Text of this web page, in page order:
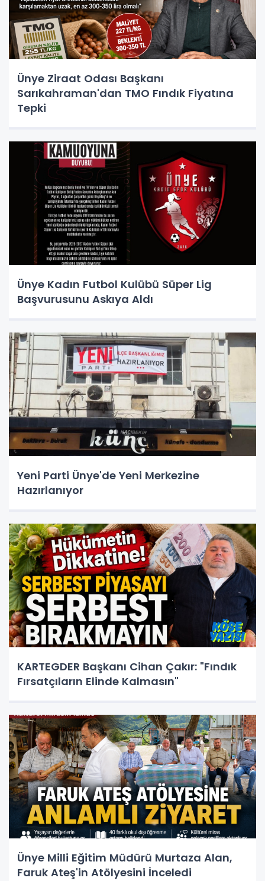
Ünye Ziraat Odası Başkanı
Sarıkahraman'dan TMO Fındık Fiyatına
Tepki
Ünye Kadın Futbol Kulübü Süper Lig
Başvurusunu Askıya Aldı
Yeni Parti Ünye'de Yeni Merkezine
Hazırlanıyor
KARTEGDER Başkanı Cihan Çakır: "Fındık
Fırsatçıların Elinde Kalmasın"
Ünye Milli Eğitim Müdürü Murtaza Alan,
Faruk Ateş'in Atölyesini İnceledi